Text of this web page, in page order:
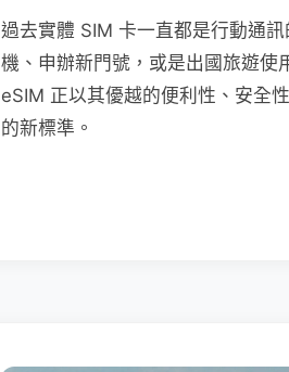
過去實體 SIM 卡一直都是行動通
機、申辦新門號，或是出國旅遊使
eSIM 正以其優越的便利性、安全
的新標準。